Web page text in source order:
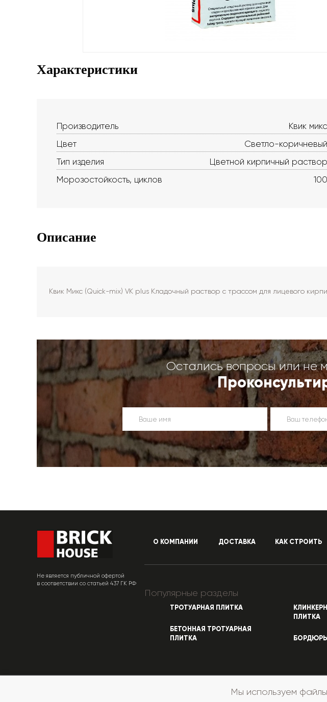
Характеристики
Производитель
Квик микс
Цвет
Светло-коричневый
Тип изделия
Цветной кирпичный раствор
Морозостойкость, циклов
100
Описание
Квик Микс (Quick-mix) VK plus Кладочный раствор с трассом для лицевого
Остались вопросы или не
Не является публичной офертой
в соответствии со статьей 437 ГК РФ
О КОМПАНИИ ДОСТАВКА КАК СТРОИТЬ
Популярные разделы
ТРОТУАРНАЯ ПЛИТКА
БЕТОННАЯ ТРОТУАРНАЯ
ПЛИТКА
ПЛИТКА
БОРДЮРЫ
Мы используем